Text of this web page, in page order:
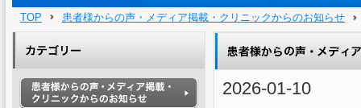
TOP 患者様からの声・メディア掲載・クリニックからのお知らせ
2026-01-10